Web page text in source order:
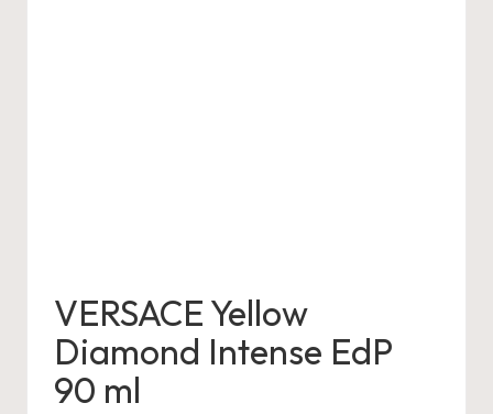
VERSACE Yellow
Diamond Intense EdP
90 ml